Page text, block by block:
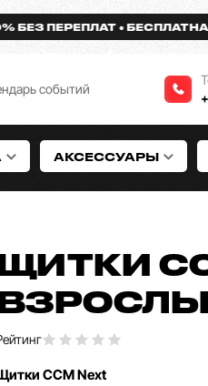
ПЕРЕПЛАТ БЕСПЛАТНАЯ
событий
АКСЕССУАРЫ
CCM Next